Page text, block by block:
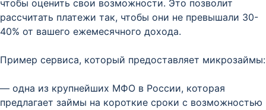
чтобы оценить свои возможности. Это позволит
рассчитать платежи так, чтобы они не превышали 30-
40% от вашего ежемесячного дохода.
Пример сервиса, который предоставляет микрозаймы:
— одна из крупнейших МФО в России, которая
предлагает займы на короткие сроки с возможностью